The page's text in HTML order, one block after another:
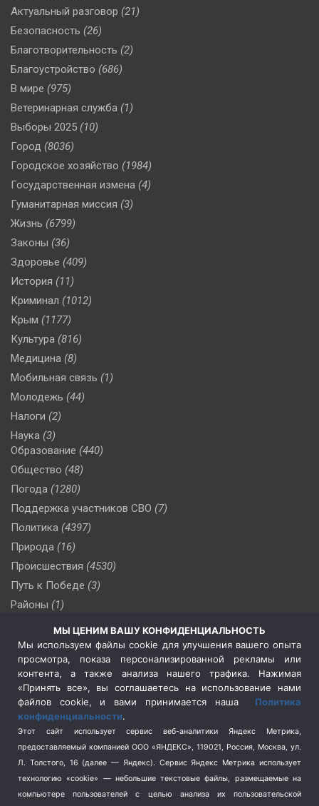
Актуальный разговор (21)
Безопасность (26)
Благотворительность (2)
Благоустройство (686)
В мире (975)
Ветеринарная служба (1)
Выборы 2025 (10)
Город (8036)
Городское хозяйство (1984)
Государственная измена (4)
Гуманитарная миссия (3)
Жизнь (6799)
Законы (36)
Здоровье (409)
История (11)
Криминал (1012)
Крым (1177)
Культура (816)
Медицина (8)
Мобильная связь (1)
Молодежь (44)
Налоги (2)
Наука (3)
Образование (440)
Общество (48)
Погода (1280)
Поддержка участников СВО (7)
Политика (4397)
Природа (16)
Происшествия (4530)
Путь к Победе (3)
Районы (1)
(510)
Сельское хозяйство (3)
Социальная политика
(3)
Спецоперация в Украине
Спецоперация на Украине
(404)
Спорт (740)
Терроризм (1)
Транспорт (262)
Туризм (178)
МЫ ЦЕНИМ ВАШУ КОНФИДЕНЦИАЛЬНОСТЬ
Мы используем файлы cookie для улучшения вашего опыта
просмотра, показа персонализированной рекламы или
контента, а также анализа нашего трафика. Нажимая
«Принять все», вы соглашаетесь на использование нами
файлов cookie, и вами принимается наша Политика
конфиденциальности.
Этот сайт использует сервис веб-аналитики Яндекс Метрика,
предоставляемый компанией ООО «ЯНДЕКС», 119021, Россия, Москва, ул.
Л. Толстого, 16 (далее — Яндекс). Сервис Яндекс Метрика использует
технологию «cookie» — небольшие текстовые файлы, размещаемые на
компьютере пользователей с целью анализа их пользовательской